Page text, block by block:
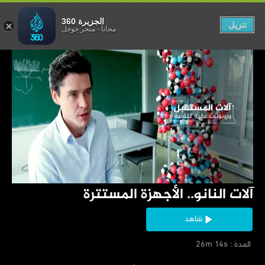
‏آلات النانو.. الأجهزة المستترة
شاهد
‏ المدة : 26m 14s
المستترة
الجزيرة 360
مجاناً-متجر جوجل تنزيل